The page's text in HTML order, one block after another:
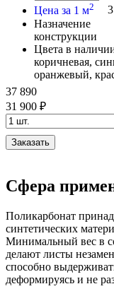
Цена за 1 м2
Назначение
конструкции
Цвета в
коричневая,
оранжевый,
37 890
31 900 ₽
Сфера
Поликарбонат
синтетических
Минимальный вес в
делают листы
способно
деформируясь и не